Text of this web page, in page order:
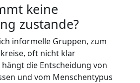
keine
zustande?
informelle Gruppen, zum
oft nicht klar
hängt die Entscheidung von
und vom Menschentypus